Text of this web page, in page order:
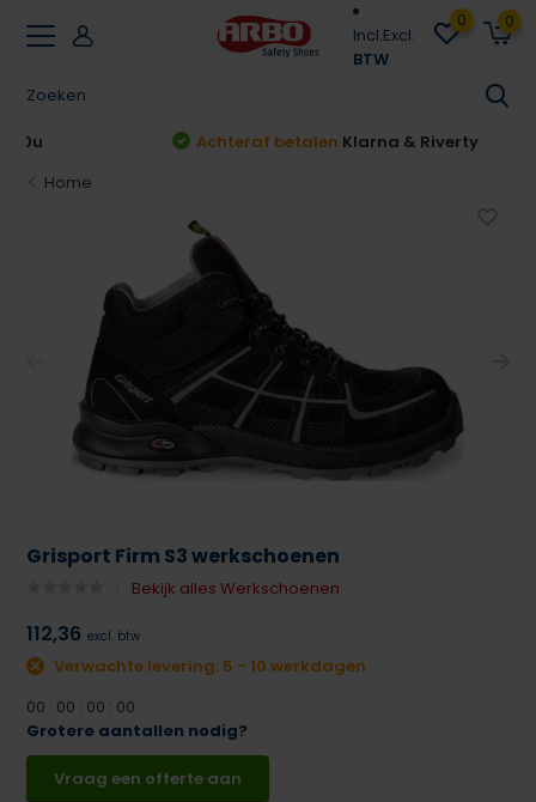
Incl.Excl.
BTW
0 0
Achteraf betalenKlarna & Riverty
Home
Grisport Firm S3 werkschoenen
Bekijk alles Werkschoenen
112,36 excl. btw
Verwachte levering: 5 - 10 werkdagen
00 : 00 : 00 : 00
Grotere aantallen nodig?
Vraag een offerte aan